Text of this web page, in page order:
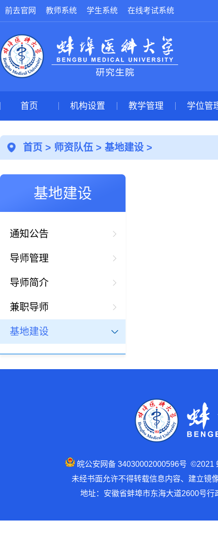
前去官网 教师系统 学生系统 在线考试系统
首页 机构设置 教学管理 学位管
首页 > 师资队伍> 基地建设>
基地建设
通知公告
导师管理
导师简介
兼职导师
基地建设
皖公安网备 34030002000596号 ©2021
未经书面允许不得转载信息内容、建立镜
地址：安徽省蚌埠市东海大道2600号